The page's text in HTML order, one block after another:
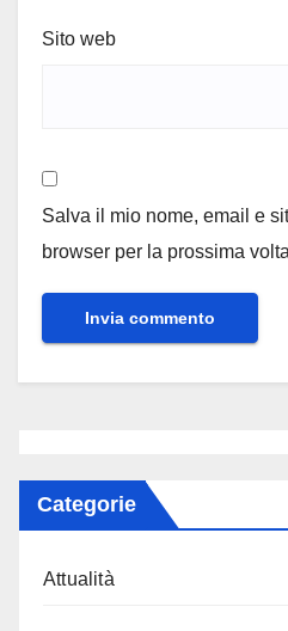
Sito web
Salva il mio nome, email e
browser per la prossima
Categorie
Attualità